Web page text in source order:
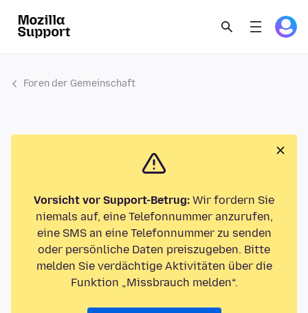
Foren der Gemeinschaft
Vorsicht vor Support-Betrug: Wir fordern Sie
niemals auf, eine Telefonnummer anzurufen,
eine SMS an eine Telefonnummer zu senden
oder persönliche Daten preiszugeben. Bitte
melden Sie verdächtige Aktivitäten über die
Funktion „Missbrauch melden“.